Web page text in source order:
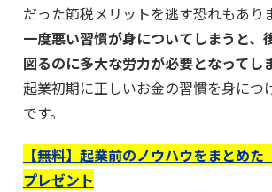
だった節税メリットを逃す恐れもあり
一度悪い習慣が身についてしまうと、
図るのに多大な労力が必要となってし
起業初期に正しいお金の習慣を身につ
です。
【無料】起業前のノウハウをまとめ
プレゼント